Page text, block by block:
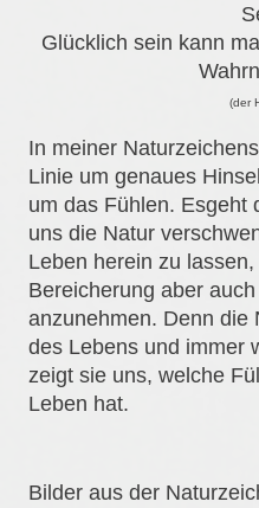
Glücklich sein kann
(der
In meiner
Linie um genaues
um das Fühlen. Esgeht
uns die Natur
Leben herein zu
Bereicherung aber
anzunehmen. Denn die
des Lebens und immer
zeigt sie uns, welche
Leben hat.
Bilder aus der